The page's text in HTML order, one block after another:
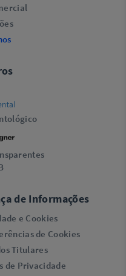
de Informações
e Cookies
de Cookies
Titulares
de Privacidade